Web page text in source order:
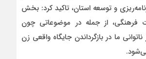
و توسعه استان، تاکید کرد: بخش
فرهنگی، از جمله در موضوعاتی چون
ما در بازگرداندن جایگاه واقعی زن